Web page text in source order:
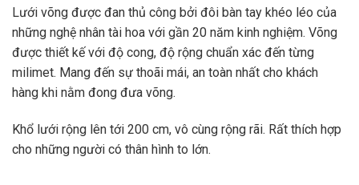
Lưới võng được đan thủ công bởi đôi bàn tay khéo léo của
những nghệ nhân tài hoa với gần 20 năm kinh nghiệm. Võng
được thiết kế với độ cong, độ rộng chuẩn xác đến từng
milimet. Mang đến sự thoãi mái, an toàn nhất cho khách
hàng khi nằm đong đưa võng.
Khổ lưới rộng lên tới 200 cm, vô cùng rộng rãi. Rất thích hợp
cho những người có thân hình to lớn.